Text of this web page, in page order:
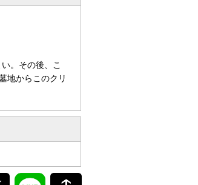
。その後、こ
地からこのクリ